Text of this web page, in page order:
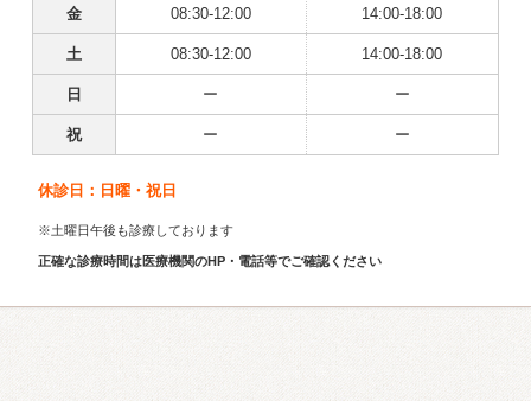
金 08:30-12:00 14:00-18:00
土 08:30-12:00 14:00-18:00
日 ー ー
祝 ー ー
休診日：日曜・祝日
※土曜日午後も診療しております
正確な診療時間は医療機関のHP・電話等でご確認ください